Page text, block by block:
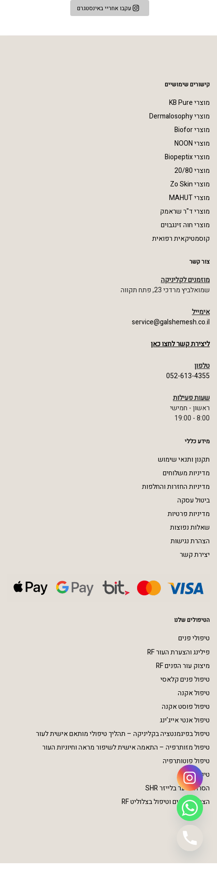
עקבו אחריי באינסטגרם
קישורים שימושיים
מוצרי KB Pure
מוצרי Dermalosophy
מוצרי Biofor
מוצרי NOON
מוצרי Biopeptix
מוצרי 20/80
מוצרי Zo Skin
מוצרי MAHUT
מוצרי ד"ר שראמק
מוצרי חוה זינגבוים
קוסמטיקאית רפואית
צור קשר
מוזמנים לקליניקה
שמואלביץ מרדכי 23, פתח תקווה
אימייל
service@galshemesh.co.il
ליצירת קשר לחצו כאן
טלפון
052-613-4355
שעות פעילות
ראשון - חמישי
8:00 - 19:00
מידע כללי
תקנון ותנאי שימוש
מדיניות משלוחים
מדיניות החזרות והחלפות
ביטול עסקה
מדיניות פרטיות
שאלות נפוצות
הצהרת נגישות
יצירת קשר
הטיפולים שלנו
טיפולי פנים
פילינג והצערת העור RF
מיצוק עור הפנים RF
טיפול פנים קלאסי
טיפול אקנה
טיפול פוסט אקנה
טיפול אנטי אייג’ינג
טיפול בפיגמנטציה בקליניקה – תהליך טיפולי מותאם אישית לעור
טיפול מזותרפיה – התאמה אישית לשיפור מראה וחיוניות העור
טיפול פוטותרפיה
טיפולי גוף
הסרת שיער בלייזר SHR
הצרת היקפים וטיפול בצלוליט RF